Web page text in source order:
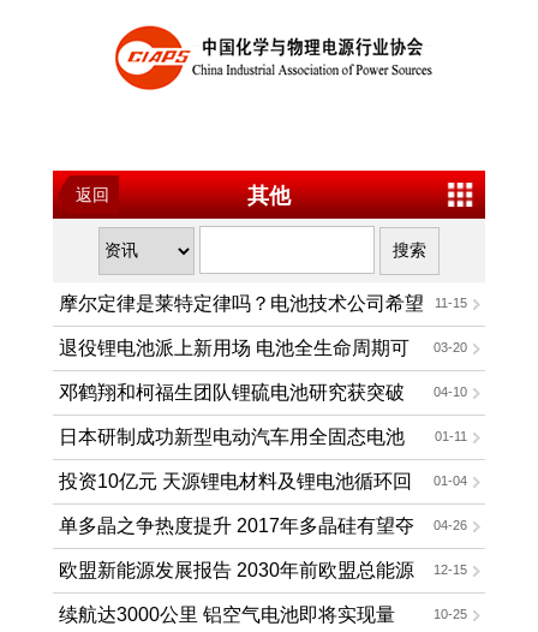
返回 其他
11-15
摩尔定律是莱特定律吗？电池技术公司希望
如此 03-20
退役锂电池派上新用场 电池全生命周期可
溯源 04-10
邓鹤翔和柯福生团队锂硫电池研究获突破
01-11
日本研制成功新型电动汽车用全固态电池
资源丰富安全环保 01-04
投资10亿元 天源锂电材料及锂电池循环回
收项目落户广西钦州港 04-26
单多晶之争热度提升 2017年多晶硅有望夺
回市场 12-15
欧盟新能源发展报告 2030年前欧盟总能源
使用量减少30% 10-25
续航达3000公里 铝空气电池即将实现量